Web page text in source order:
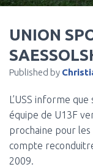
UNION
Published by
L’USS informe que
équipe de U13F
prochaine pour
compte
2009.